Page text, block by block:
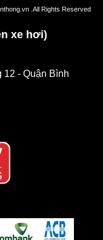
.All Rights Reserved
xe hơi)
- Quận Bình